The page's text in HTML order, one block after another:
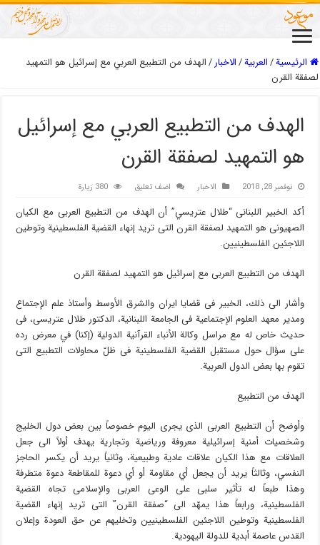
الرئيسية/العربیة/الاخبار/الهدف من التطبیع العربي مع إسرائیل هو التمهید
لصفقة القرن
الهدف من التطبیع العربي مع إسرائیل
هو التمهید لصفقة القرن
نوفمبر 28, 2018 الاخبار اضف تعليق 380 زيارة
أكد الخبیر اللبنانی “طلال عتریسي” أن الهدف من التطبیع العربی مع الکیان
الصهیونی هو التمهيد لصفقة القرن التی ترید إنهاء القضیة الفلسطینیة وتوطین
اللاجئین الفلسطینیین.
الهدف من التطبیع العربی مع إسرائیل هو التمهید لصفقة القرن
وأشار الی ذلك، الخبیر فی قضایا ایران والشرق الأوسط وأستاذ علم الإجتماع
ومدیر معهد العلوم الإجتماعیة فی الجامعة اللبنانیة، الدکتور طلال عتریسی، فی
حدیث خاص له مع مراسل وکالة الأنباء القرآنیة الدولیة (إکنا) في معرض رده
علی سؤال حول مستقبل القضیة الفلسطینیة فی ظلّ محاولات التطبیع التی
تقوم بها بعض الدول العربیة.
الهدف من التطبیع
وأوضح أن التطبیع العربی الذی یجری الیوم خصوصاً بین بعض دول الخلیج
وشخصیات أمنیة إسرائیلیة معروفة وریاضیة وتجاریة یهدف أولاً الی جعل
العلاقات مع هذا الکیان علاقات عادیة وطبیعیة، وثانیاً یرید أن یکسر الحاجز
النفسي، وثالثاً یرید أن یجعل أي مقاومة أو أي دعوة للمقاطعة دعوة متطرفة
وهذا طبعاً له تأثیر سلبی علی الوعی العربی والإسلامی تجاه القضیة
الفلسطینیة، ورابعاً هذا یمهّد الی “صفقة القرن” التی ترید إنهاء القضیة
الفلسطینیة وتوطین اللاجئین الفلسطینیین وتخليهم عن حق العودة وإعلان
القدس عاصمة أبدیة للدولة الیهودیة.